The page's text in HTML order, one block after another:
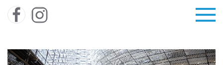
Skip to main content